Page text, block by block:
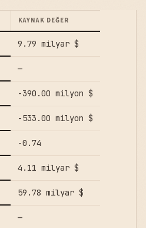
KAYNAK DEĞER
9.79 milyar $
—
-390.00 milyon $
-533.00 milyon $
-0.74
4.11 milyar $
59.78 milyar $
—